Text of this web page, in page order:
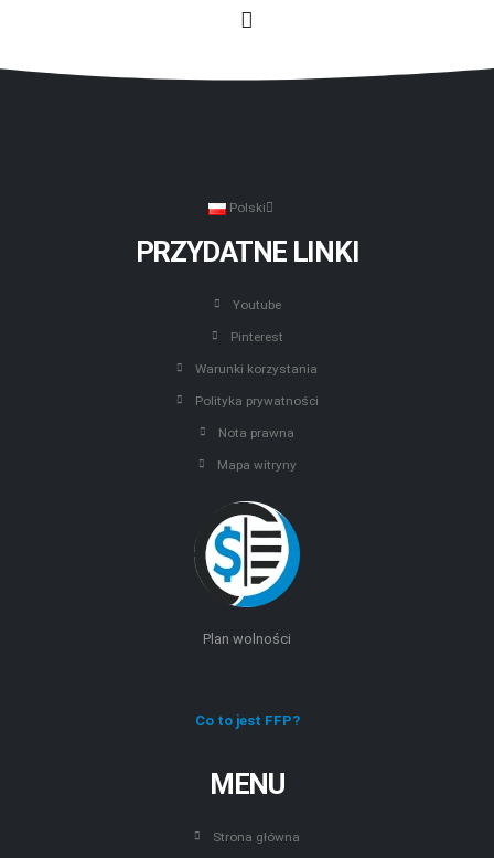
Polski
PRZYDATNE LINKI
Youtube
Pinterest
Warunki korzystania
Polityka prywatności
Nota prawna
Mapa witryny
Plan wolności
Co to jest FFP?
MENU
Strona główna